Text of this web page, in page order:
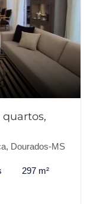
Dourados-MS
297 m²